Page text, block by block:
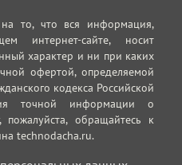
то, что вся информация,
интернет-сайте, носит
характер и ни при каких
офертой, определяемой
кодекса Российской
точной информации о
пожалуйста, обращайтесь к
technodacha.ru.